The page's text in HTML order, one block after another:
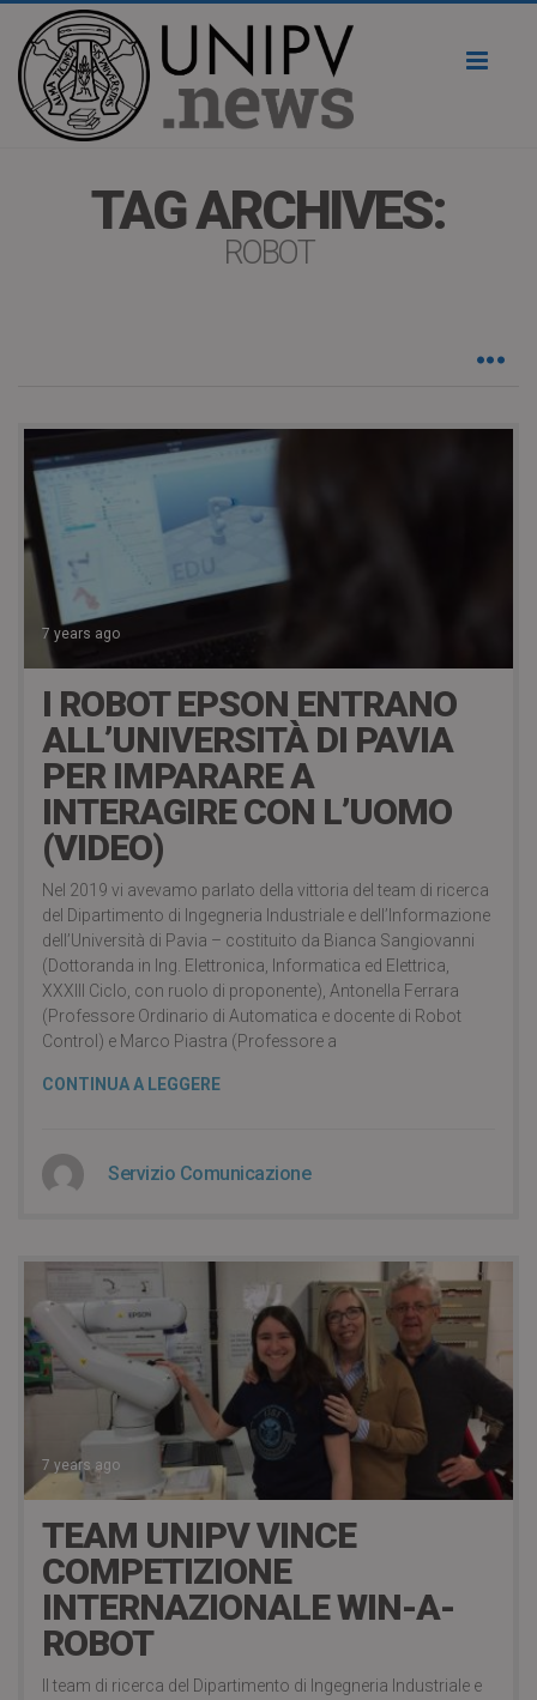
TAG ARCHIVES:
ROBOT
7 years ago
I ROBOT EPSON ENTRANO
ALL’UNIVERSITÀ DI PAVIA
PER IMPARARE A
INTERAGIRE CON L’UOMO
(VIDEO)
Nel 2019 vi avevamo parlato della vittoria del team di ricerca
del Dipartimento di Ingegneria Industriale e dell’Informazione
dell’Università di Pavia – costituito da Bianca Sangiovanni
(Dottoranda in Ing. Elettronica, Informatica ed Elettrica,
XXXIII Ciclo, con ruolo di proponente), Antonella Ferrara
(Professore Ordinario di Automatica e docente di Robot
Control) e Marco Piastra (Professore a
CONTINUA A LEGGERE
Servizio Comunicazione
7 years ago
TEAM UNIPV VINCE
COMPETIZIONE
INTERNAZIONALE WIN-A-
ROBOT
Il team di ricerca del Dipartimento di Ingegneria Industriale e